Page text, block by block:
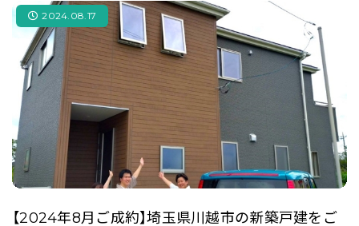
2024.08.17
【2024年8月ご成約】埼玉県川越市の新築戸建をご